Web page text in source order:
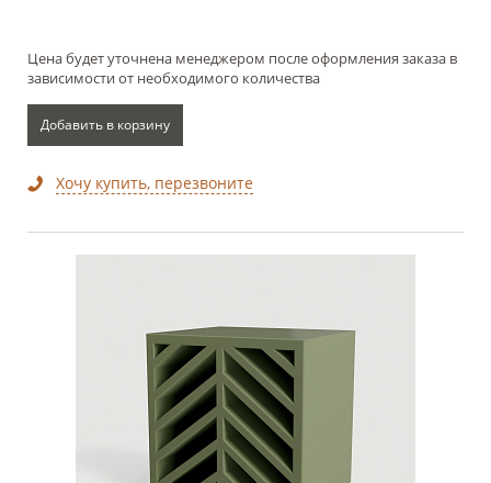
Цена будет уточнена менеджером после оформления заказа в
зависимости от необходимого количества
Добавить в корзину
Хочу купить, перезвоните